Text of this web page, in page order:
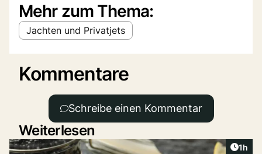
Mehr zum Thema:
Jachten und Privatjets
Kommentare
Schreibe einen Kommentar
Weiterlesen
1h